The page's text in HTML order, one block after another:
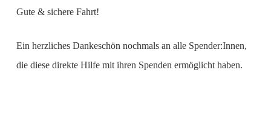
Gute & sichere Fahrt!
Ein herzliches Dankeschön nochmals an alle Spender:Innen,
die diese direkte Hilfe mit ihren Spenden ermöglicht haben.